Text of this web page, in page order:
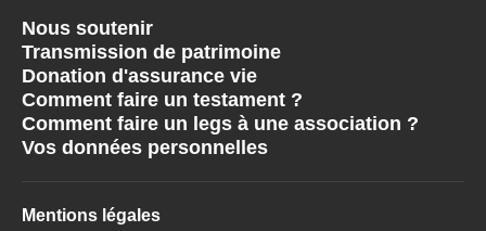
Nous soutenir
Transmission de patrimoine
Donation d'assurance vie
Comment faire un testament ?
Comment faire un legs à une association ?
Vos données personnelles
Mentions légales